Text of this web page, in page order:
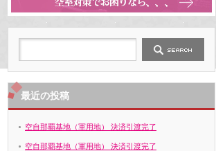
最近の投稿
空自那覇基地（軍用地） 決済引渡完了
空自那覇基地（軍用地） 決済引渡完了